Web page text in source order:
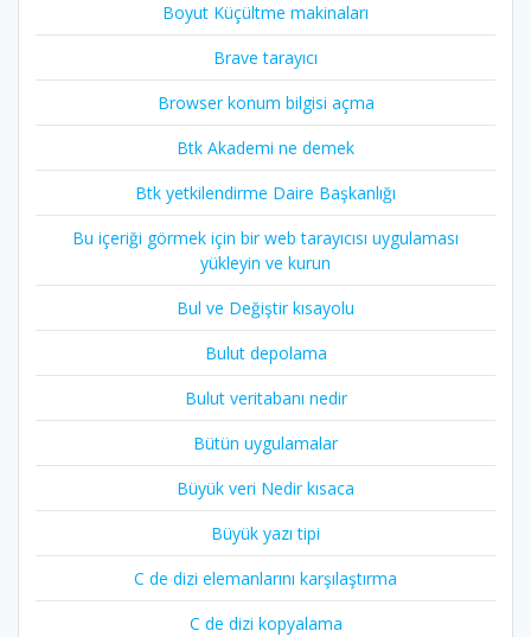
Boyut Küçültme makinaları
Brave tarayıcı
Browser konum bilgisi açma
Btk Akademi ne demek
Btk yetkilendirme Daire Başkanlığı
Bu içeriği görmek için bir web tarayıcısı uygulaması
yükleyin ve kurun
Bul ve Değiştir kısayolu
Bulut depolama
Bulut veritabanı nedir
Bütün uygulamalar
Büyük veri Nedir kısaca
Büyük yazı tipi
C de dizi elemanlarını karşılaştırma
C de dizi kopyalama